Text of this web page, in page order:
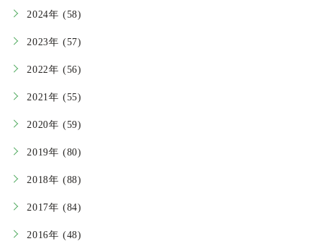
2024年 (58)
2023年 (57)
2022年 (56)
2021年 (55)
2020年 (59)
2019年 (80)
2018年 (88)
2017年 (84)
2016年 (48)